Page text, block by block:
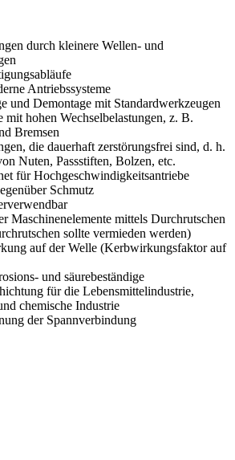
durch kleinere Wellen- und
Antriebssysteme
und Demontage mit Standardwerkzeugen
mit hohen Wechselbelastungen, z. B.
Bremsen
die dauerhaft zerstörungsfrei sind, d. h.
Nuten, Passstiften, Bolzen, etc.
für Hochgeschwindigkeitsantriebe
Schmutz
Maschinenelemente mittels Durchrutschen
sollte vermieden werden)
auf der Welle (Kerbwirkungsfaktor auf
und säurebeständige
für die Lebensmittelindustrie,
chemische Industrie
der Spannverbindung